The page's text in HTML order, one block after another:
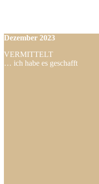
Dezember 2023
VERMITTELT
… ich habe es geschafft